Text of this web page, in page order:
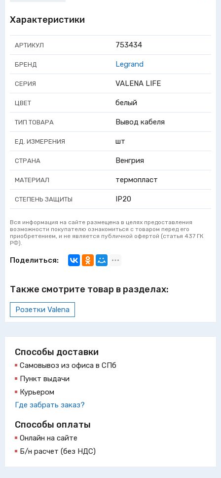
Характеристики
АРТИКУЛ 753434
БРЕНД Legrand
СЕРИЯ VALENA LIFE
ЦВЕТ белый
ТИП ТОВАРА Вывод кабеля
ЕД. ИЗМЕРЕНИЯ шт
СТРАНА Венгрия
МАТЕРИАЛ термопласт
СТЕПЕНЬ ЗАЩИТЫ IP20
Вся информация на сайте размещена в целях предоставления
возможности покупателю ознакомиться с товаром перед его
приобретением, и не является публичной офертой (статья 437 ГК
РФ).
Поделиться:
Также смотрите товар в разделах:
Розетки Valena
Способы доставки
Самовывоз из офиса в СПб
Пункт выдачи
Курьером
Где забрать заказ?
Способы оплаты
Онлайн на сайте
Б/н расчет (без НДС)